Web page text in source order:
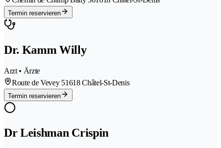
Termin reservieren
Dr. Kamm Willy
Arzt • Ärzte
Route de Vevey 51618 Châtel-St-Denis
Termin reservieren
Dr Leishman Crispin